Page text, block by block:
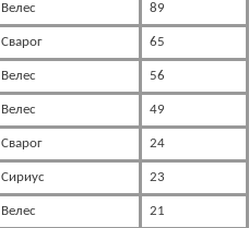
Велес 89
Сварог 65
Велес 56
Велес 49
Сварог 24
Сириус 23
Велес 21